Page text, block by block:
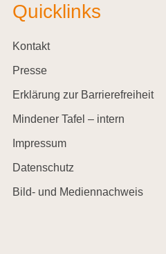
Quicklinks
Kontakt
Presse
Erklärung zur Barrierefreiheit
Mindener Tafel – intern
Impressum
Datenschutz
Bild- und Mediennachweis